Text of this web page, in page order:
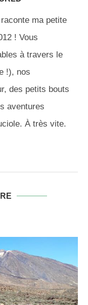
ma petite
! Vous
à travers le
!), nos
des petits bouts
aventures
À très vite.